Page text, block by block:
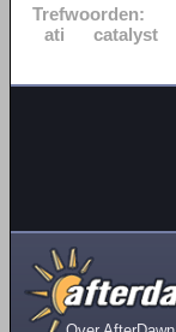
Trefwoorden:
ati
catalyst